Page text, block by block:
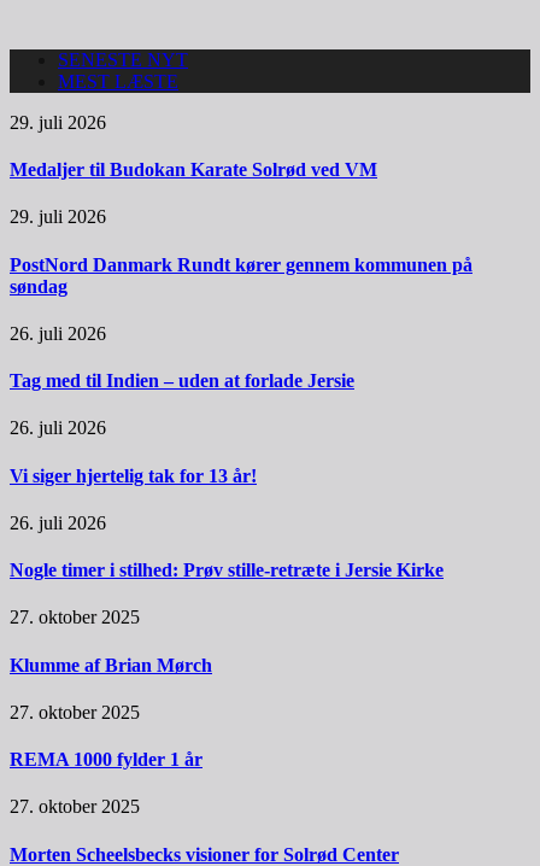
SENESTE NYT
MEST LÆSTE
29. juli 2026
Medaljer til Budokan Karate Solrød ved VM
29. juli 2026
PostNord Danmark Rundt kører gennem kommunen på
søndag
26. juli 2026
Tag med til Indien – uden at forlade Jersie
26. juli 2026
Vi siger hjertelig tak for 13 år!
26. juli 2026
Nogle timer i stilhed: Prøv stille-retræte i Jersie Kirke
27. oktober 2025
Klumme af Brian Mørch
27. oktober 2025
REMA 1000 fylder 1 år
27. oktober 2025
Morten Scheelsbecks visioner for Solrød Center